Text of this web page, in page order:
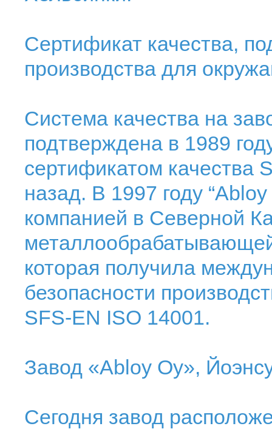
Сертификат качества,
производства для
Система качества на
подтверждена в 1989
сертификатом качества
назад. В 1997 году
компанией в Северной
которая получила
безопасности
SFS-EN ISO 14001.
Завод «Abloy Oy»,
Сегодня завод